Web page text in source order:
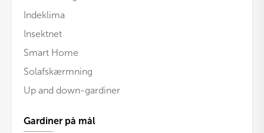
Indeklima
Insektnet
Smart Home
Solafskærmning
Up and down-gardiner
Gardiner på mål